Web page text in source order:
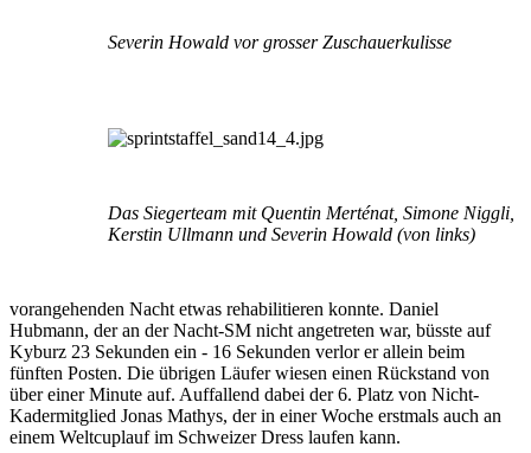
Severin Howald vor grosser Zuschauerkulisse
Das Siegerteam mit Quentin Merténat, Simone Niggli,
Kerstin Ullmann und Severin Howald (von links)
vorangehenden Nacht etwas rehabilitieren konnte. Daniel
Hubmann, der an der Nacht-SM nicht angetreten war, büsste auf
Kyburz 23 Sekunden ein - 16 Sekunden verlor er allein beim
fünften Posten. Die übrigen Läufer wiesen einen Rückstand von
über einer Minute auf. Auffallend dabei der 6. Platz von Nicht-
Kadermitglied Jonas Mathys, der in einer Woche erstmals auch an
einem Weltcuplauf im Schweizer Dress laufen kann.